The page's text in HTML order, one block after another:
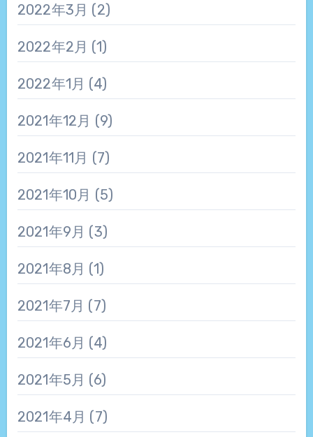
2022年3月 (2)
2022年2月 (1)
2022年1月 (4)
2021年12月 (9)
2021年11月 (7)
2021年10月 (5)
2021年9月 (3)
2021年8月 (1)
2021年7月 (7)
2021年6月 (4)
2021年5月 (6)
2021年4月 (7)